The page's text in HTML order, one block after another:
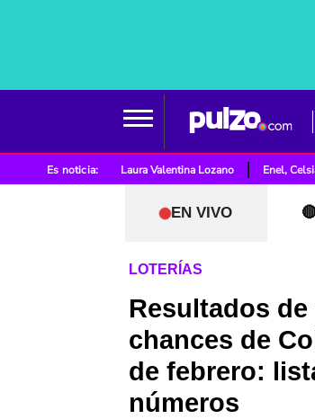
Es noticia: Laura Valentina Lozano Enel,
EN VIVO
LOTERÍAS
Resultados
chances de
de febrero:
números